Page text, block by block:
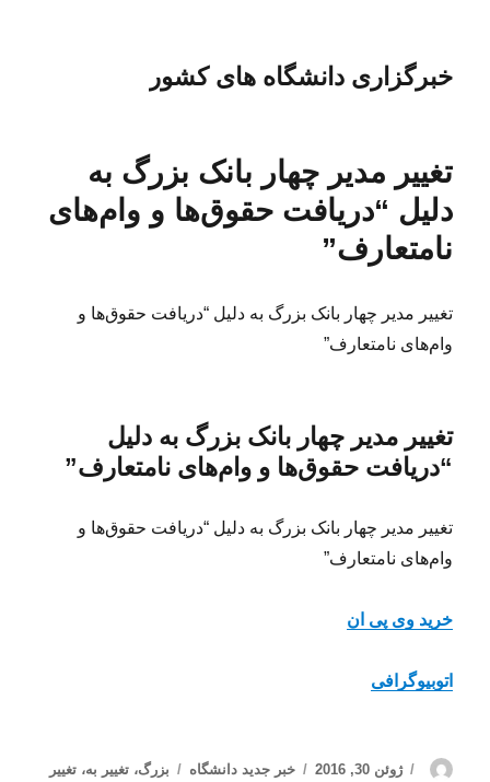
خبرگزاری دانشگاه های کشور
تغییر مدیر چهار بانک بزرگ به
دلیل “دریافت حقوق‌ها و وام‌های
نامتعارف”
تغییر مدیر چهار بانک بزرگ به دلیل “دریافت حقوق‌ها و
وام‌های نامتعارف”
تغییر مدیر چهار بانک بزرگ به دلیل
“دریافت حقوق‌ها و وام‌های نامتعارف”
تغییر مدیر چهار بانک بزرگ به دلیل “دریافت حقوق‌ها و
وام‌های نامتعارف”
خرید وی پی ان
اتوبیوگرافی
نویسنده
ارسال
ژوئن 30, 2016 دسته‌ها
خبر جدید دانشگاه برچسب‌ها
بزرگ،تغییر به،تغییر